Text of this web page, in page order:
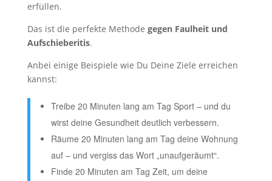
erfüllen.
Das ist die perfekte Methode gegen Faulheit und
Aufschieberitis.
Anbei einige Beispiele wie Du Deine Ziele erreichen
kannst:
Treibe 20 Minuten lang am Tag Sport – und du
wirst deine Gesundheit deutlich verbessern.
Räume 20 Minuten lang am Tag deine Wohnung
auf – und vergiss das Wort „unaufgeräumt“.
Finde 20 Minuten am Tag Zeit, um deine